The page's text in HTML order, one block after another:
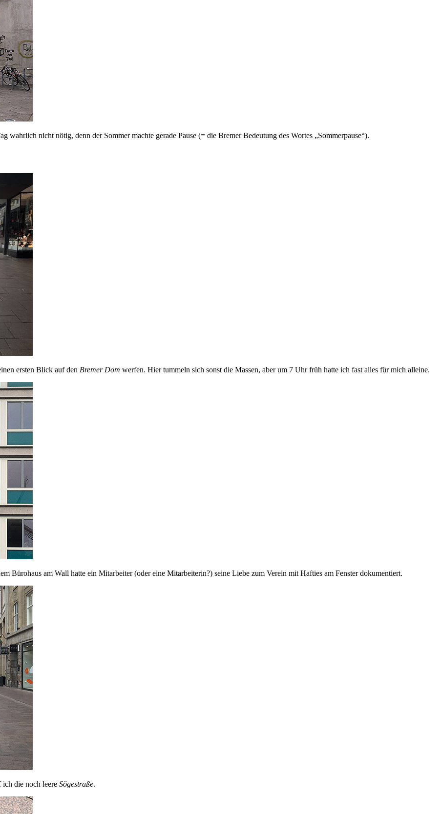
wahrlich nicht nötig, denn der Sommer machte gerade Pause (= die Bremer Bedeutung des Wortes „Sommerpause“).
ersten Blick auf den Bremer Dom werfen. Hier tummeln sich sonst die Massen, aber um 7 Uhr früh hatte ich fast alles für mich alleine.
Bürohaus am Wall hatte ein Mitarbeiter (oder eine Mitarbeiterin?) seine Liebe zum Verein mit Hafties am Fenster dokumentiert.
die noch leere Sögestraße.